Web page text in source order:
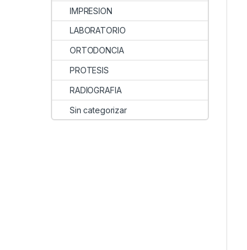
IMPRESION
LABORATORIO
ORTODONCIA
PROTESIS
RADIOGRAFIA
Sin categorizar